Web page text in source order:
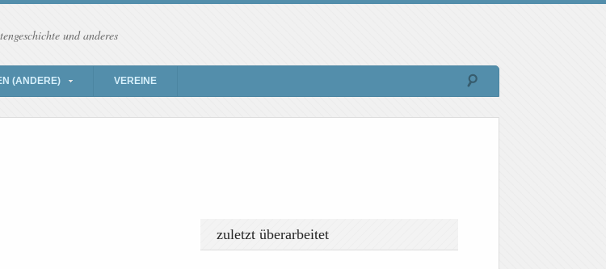
und anderes
(ANDERE) VEREINE
zuletzt überarbeitet